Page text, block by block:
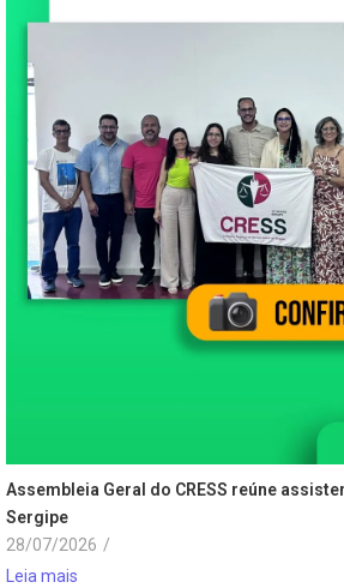
Assembleia Geral do CRESS reúne
Sergipe
28/07/2026 /
Leia mais